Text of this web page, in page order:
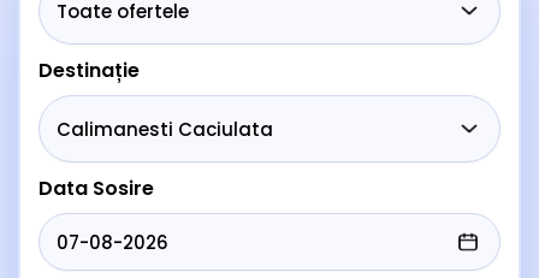
Destinație
Data Sosire